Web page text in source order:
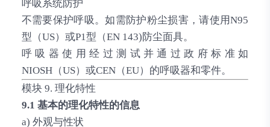
呼吸系统防护
不需要保护呼吸。如需防护粉尘损害，请使用N95
型（US）或P1型（EN 143)防尘面具。
呼吸器使用经过测试并通过政府标准如
NIOSH（US）或CEN（EU）的呼吸器和零件。
模块 9. 理化特性
9.1 基本的理化特性的信息
a) 外观与性状